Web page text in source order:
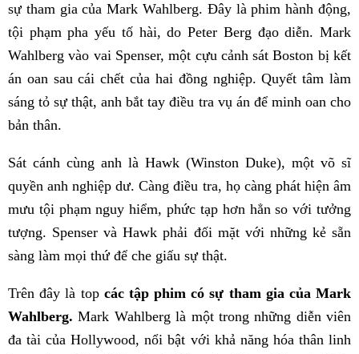
sự tham gia của Mark Wahlberg. Đây là phim hành động,
tội phạm pha yếu tố hài, do Peter Berg đạo diễn. Mark
Wahlberg vào vai Spenser, một cựu cảnh sát Boston bị kết
án oan sau cái chết của hai đồng nghiệp. Quyết tâm làm
sáng tỏ sự thật, anh bắt tay điều tra vụ án để minh oan cho
bản thân.
Sát cánh cùng anh là Hawk (Winston Duke), một võ sĩ
quyền anh nghiệp dư. Càng điều tra, họ càng phát hiện âm
mưu tội phạm nguy hiểm, phức tạp hơn hẳn so với tưởng
tượng. Spenser và Hawk phải đối mặt với những kẻ sẵn
sàng làm mọi thứ để che giấu sự thật.
Trên đây là top các tập phim có sự tham gia của Mark
Wahlberg. Mark Wahlberg là một trong những diễn viên
đa tài của Hollywood, nổi bật với khả năng hóa thân linh